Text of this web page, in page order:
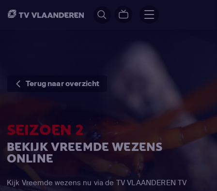
Terug naar overzicht
SEIZOEN 2
BEKIJK VREEMDE WEZENS
ONLINE
Kijk Vreemde wezens nu via de TV VLAANDEREN TV